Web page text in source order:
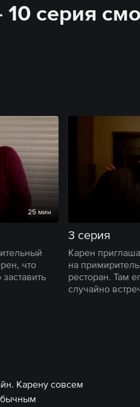
серия
25 мин
что
3 серия
Карен
на
ресторан. Там
случайно
Карену совсем